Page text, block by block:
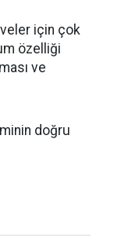
için çok
özelliği
ve
doğru